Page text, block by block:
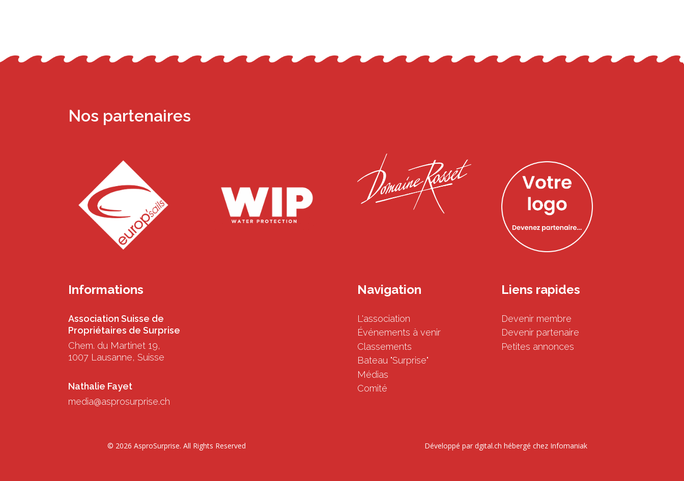
Nos partenaires
Informations
Association Suisse de
Propriétaires de Surprise
Chem. du Martinet 19,
1007 Lausanne, Suisse
Nathalie Fayet
media@asprosurprise.ch
Navigation
L'association
Événements à venir
Classements
Bateau "Surprise"
Médias
Comité
Liens rapides
Devenir membre
Devenir partenaire
Petites annonces
© 2026 AsproSurprise. All Rights Reserved Développé par dgital.ch hébergé chez Infomaniak